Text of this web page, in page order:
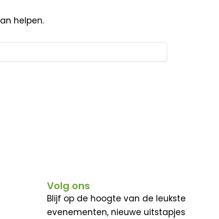
helpen.
Volg ons
Blijf op de hoogte van de leukste
evenementen, nieuwe uitstapjes